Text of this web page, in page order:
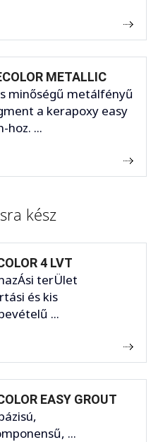
METALLIC
minőségű metálfényű
a kerapoxy easy
hoz. ...
kész
4 LVT
terÜlet
és kis
...
EASY GROUT
...